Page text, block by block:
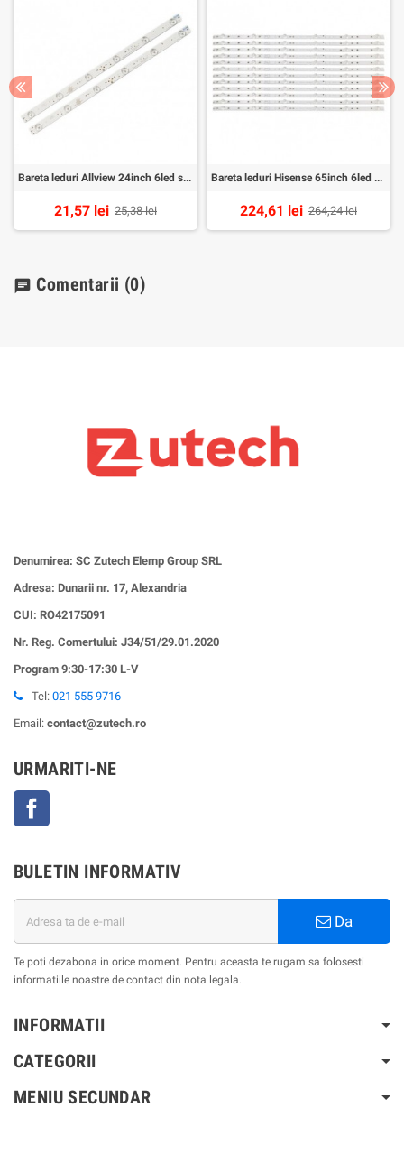
Bareta leduri Allview 24inch 6led set 2buc
21,57 lei 25,38 lei
Bareta leduri Hisense 65inch 6led set 12buc
224,61 lei 264,24 lei
chat Comentarii (0)
Denumirea: SC Zutech Elemp Group SRL
Adresa: Dunarii nr. 17, Alexandria
CUI: RO42175091
Nr. Reg. Comertului: J34/51/29.01.2020
Program 9:30-17:30 L-V
Tel: 021 555 9716
Email: contact@zutech.ro
URMARITI-NE
BULETIN INFORMATIV
Da
Te poti dezabona in orice moment. Pentru aceasta te rugam sa folosesti
informatiile noastre de contact din nota legala.
INFORMATII
CATEGORII
MENIU SECUNDAR